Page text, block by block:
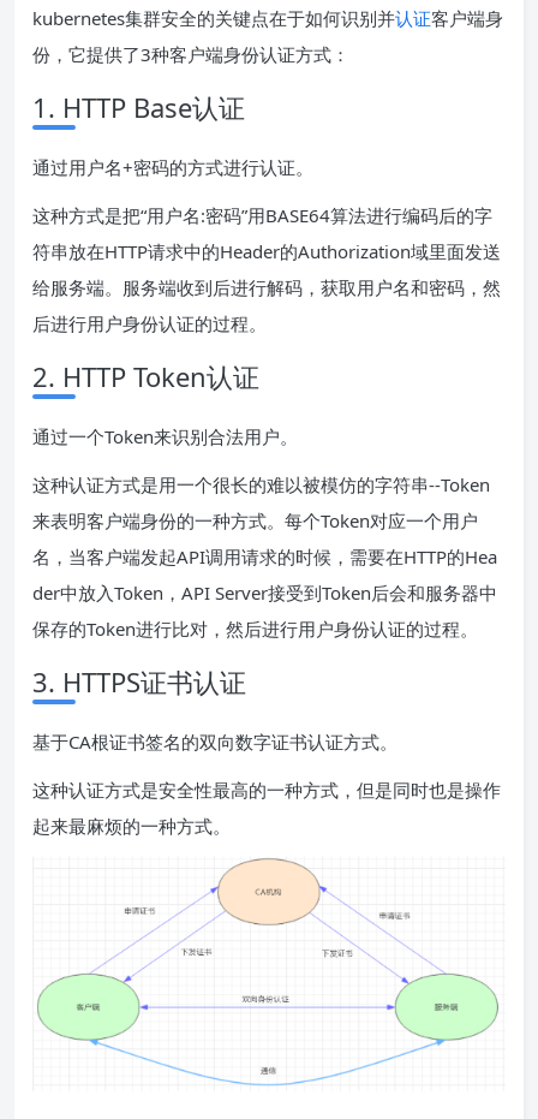
kubernetes集群安全的关键点在于如何识别并认证客户端身
份，它提供了3种客户端身份认证方式：
1. HTTP Base认证
通过用户名+密码的方式进行认证。
这种方式是把“用户名:密码”用BASE64算法进行编码后的字
符串放在HTTP请求中的Header的Authorization域里面发送
给服务端。服务端收到后进行解码，获取用户名和密码，然
后进行用户身份认证的过程。
2. HTTP Token认证
通过一个Token来识别合法用户。
这种认证方式是用一个很长的难以被模仿的字符串--Token
来表明客户端身份的一种方式。每个Token对应一个用户
名，当客户端发起API调用请求的时候，需要在HTTP的Hea
der中放入Token，API Server接受到Token后会和服务器中
保存的Token进行比对，然后进行用户身份认证的过程。
3. HTTPS证书认证
基于CA根证书签名的双向数字证书认证方式。
这种认证方式是安全性最高的一种方式，但是同时也是操作
起来最麻烦的一种方式。